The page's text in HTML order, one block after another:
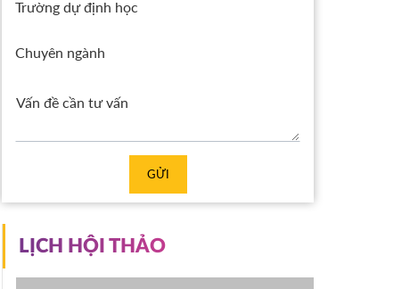
Trường dự định học
Chuyên ngành
GỬI
LỊCH HỘI THẢO